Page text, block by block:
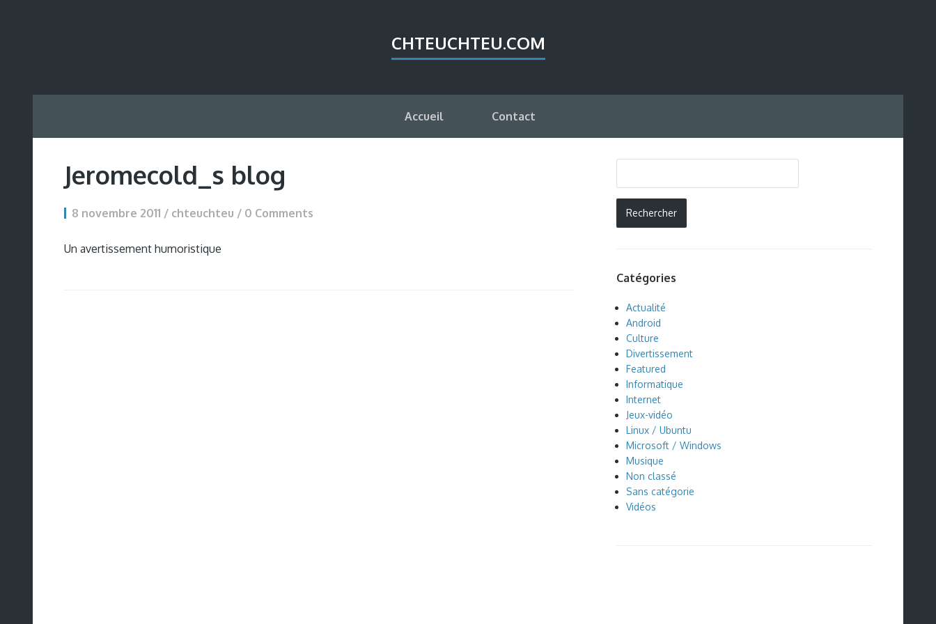
CHTEUCHTEU.COM
Accueil Contact
Jeromecold_s blog
8 novembre 2011 / chteuchteu / 0 Comments
Un avertissement humoristique
Catégories
Actualité
Android
Culture
Divertissement
Featured
Informatique
Internet
Jeux-vidéo
Linux / Ubuntu
Microsoft / Windows
Musique
Non classé
Sans catégorie
Vidéos